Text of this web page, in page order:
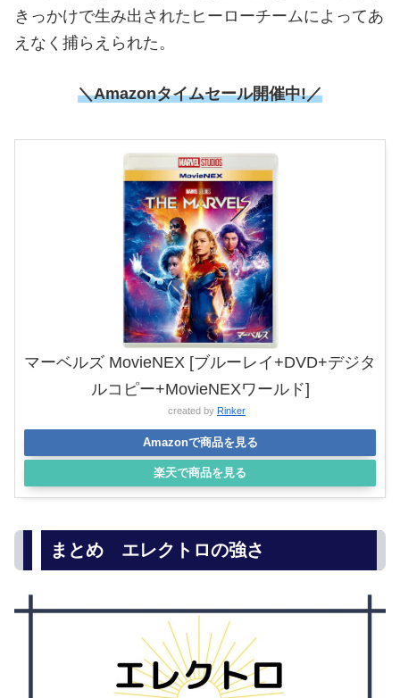
きっかけで生み出されたヒーローチームによってあ
えなく捕らえられた。
＼Amazonタイムセール開催中!／
マーベルズ MovieNEX [ブルーレイ+DVD+デジタ
ルコピー+MovieNEXワールド]
created by Rinker
Amazonで商品を見る
楽天で商品を見る
まとめ エレクトロの強さ